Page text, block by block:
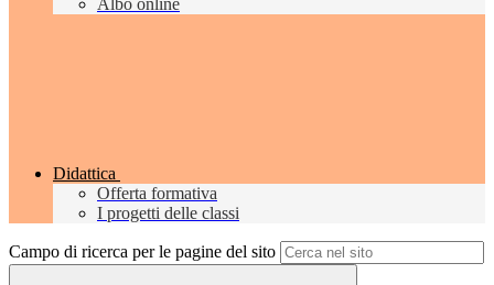
Albo online
Didattica
Offerta formativa
I progetti delle classi
Campo di ricerca per le pagine del sito